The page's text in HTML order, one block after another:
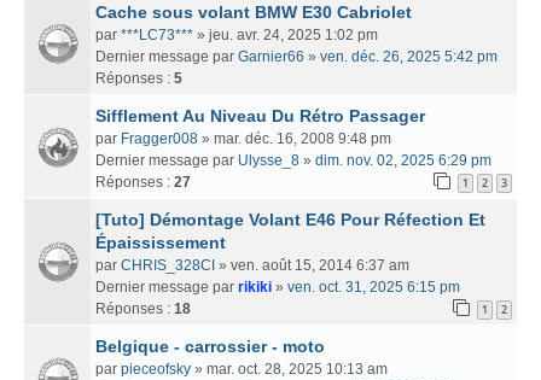
Cache sous volant BMW E30 Cabriolet
par ***LC73*** » jeu. avr. 24, 2025 1:02 pm
Dernier message par Garnier66 » ven. déc. 26, 2025 5:42 pm
Réponses : 5
Sifflement Au Niveau Du Rétro Passager
par Fragger008 » mar. déc. 16, 2008 9:48 pm
Dernier message par Ulysse_8 » dim. nov. 02, 2025 6:29 pm
Réponses : 27 1 2 3
[Tuto] Démontage Volant E46 Pour Réfection Et
Épaississement
par CHRIS_328CI » ven. août 15, 2014 6:37 am
Dernier message par rikiki » ven. oct. 31, 2025 6:15 pm
Réponses : 18 1 2
Belgique - carrossier - moto
par pieceofsky » mar. oct. 28, 2025 10:13 am